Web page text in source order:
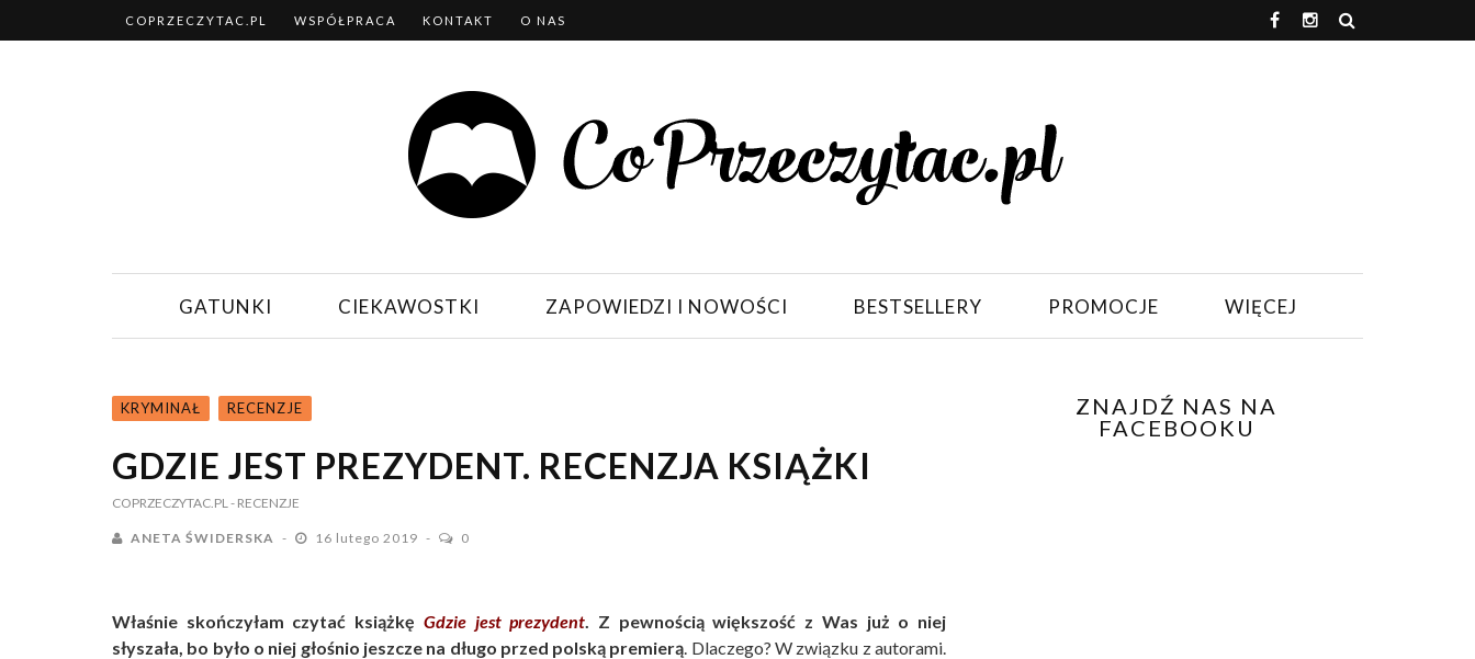
COPRZECZYTAC.PL WSPÓŁPRACA KONTAKT O NAS
GATUNKI CIEKAWOSTKI ZAPOWIEDZI I NOWOŚCI BESTSELLERY PROMOCJE WIĘCEJ
KRYMINAŁ RECENZJE
GDZIE JEST PREZYDENT. RECENZJA KSIĄŻKI
COPRZECZYTAC.PL- RECENZJE
ANETA ŚWIDERSKA 16 lutego 2019 0
Właśnie skończyłam czytać książkę Gdzie jest prezydent. Z pewnością większość z Was już o niej
słyszała, bo było o niej głośnio jeszcze na długo przed polską premierą. Dlaczego? W związku z autorami.
ZNAJDŹ NAS NA
FACEBOOKU